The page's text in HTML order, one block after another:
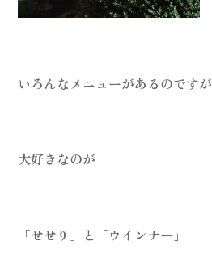
いろんなメニューがあるのですが
大好きなのが
「せせり」と「ウインナー」